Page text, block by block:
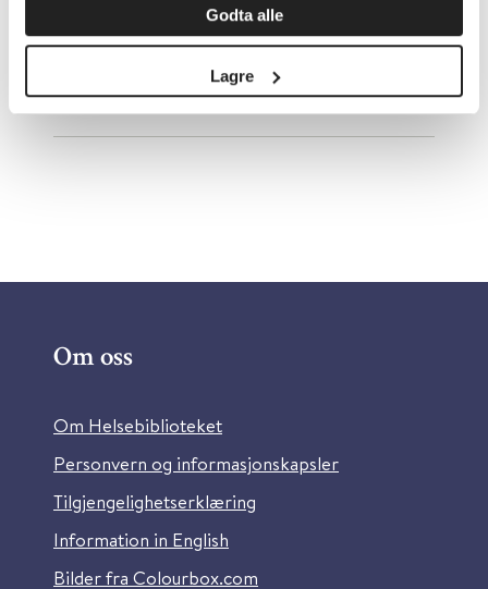
Godta alle
Lagre
Folkehelseinstituttet (FHI)
Detaljer
Om oss
Om Helsebiblioteket
Personvern og informasjonskapsler
Tilgjengelighetserklæring
Information in English
Bilder fra Colourbox.com